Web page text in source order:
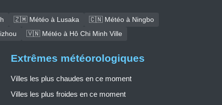
🇿🇲 Météo à Lusaka
🇨🇳 Météo à Ningbo
🇻🇳 Météo à Hô Chi Minh Ville
Extrêmes météorologiques
Villes les plus chaudes en ce moment
Villes les plus froides en ce moment